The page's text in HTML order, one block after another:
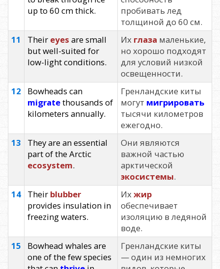
up to 60 cm thick.
пробивать лед
толщиной до 60 см.
11
Their eyes are small
but well-suited for
low-light conditions.
Их глаза маленькие,
но хорошо подходят
для условий низкой
освещенности.
12
Bowheads can
migratethousands of
kilometers annually.
Гренландские киты
могут мигрировать
тысячи километров
ежегодно.
13
They are an essential
part of the Arctic
ecosystem.
Они являются
важной частью
арктической
экосистемы.
14
Their blubber
provides insulation in
freezing waters.
Ихжир
обеспечивает
изоляцию в ледяной
воде.
15
Bowhead whales are
one of the few species
Гренландские киты
— один из немногих